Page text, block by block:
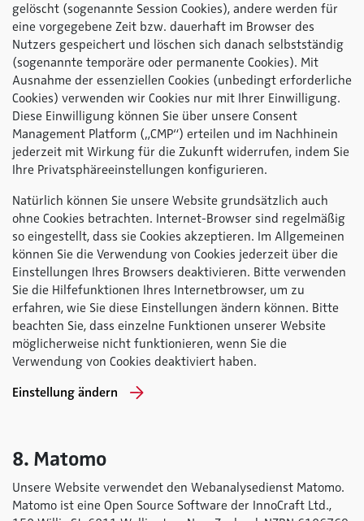
gelöscht (sogenannte Session Cookies), andere werden für
eine vorgegebene Zeit bzw. dauerhaft im Browser des
Nutzers gespeichert und löschen sich danach selbstständig
(sogenannte temporäre oder permanente Cookies). Mit
Ausnahme der essenziellen Cookies (unbedingt erforderliche
Cookies) verwenden wir Cookies nur mit Ihrer Einwilligung.
Diese Einwilligung können Sie über unsere Consent
Management Platform („CMP“) erteilen und im Nachhinein
jederzeit mit Wirkung für die Zukunft widerrufen, indem Sie
Ihre Privatsphäreeinstellungen konfigurieren.
Natürlich können Sie unsere Website grundsätzlich auch
ohne Cookies betrachten. Internet-Browser sind regelmäßig
so eingestellt, dass sie Cookies akzeptieren. Im Allgemeinen
können Sie die Verwendung von Cookies jederzeit über die
Einstellungen Ihres Browsers deaktivieren. Bitte verwenden
Sie die Hilfefunktionen Ihres Internetbrowser, um zu
erfahren, wie Sie diese Einstellungen ändern können. Bitte
beachten Sie, dass einzelne Funktionen unserer Website
möglicherweise nicht funktionieren, wenn Sie die
Verwendung von Cookies deaktiviert haben.
Einstellung ändern
8. Matomo
Unsere Website verwendet den Webanalysedienst Matomo.
Matomo ist eine Open Source Software der InnoCraft Ltd.,